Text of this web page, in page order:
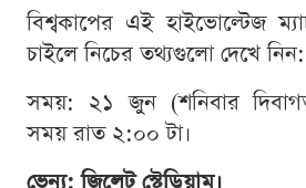
বিশ্বকাপের এই হাইভোল্টেজ
চাইলে নিচের তথ্যগুলো দেখে নিন:
সময়: ২১ জুন (শনিবার
সময় রাত ২:০০ টা।